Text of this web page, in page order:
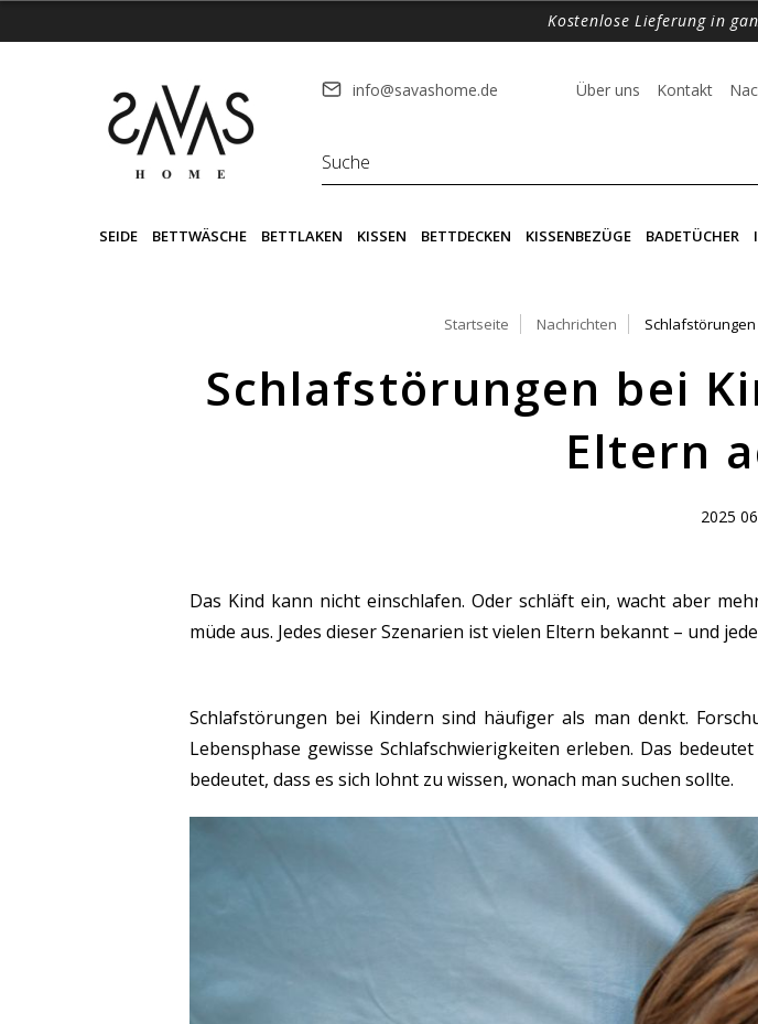
Kostenlose Lieferung in
info@savashome.de Über uns Kontakt
SEIDE BETTWÄSCHE BETTLAKEN KISSEN BETTDECKEN KISSENBEZÜGE BADETÜCHER
Startseite Nachrichten
Schlafstörungen bei
Eltern
2025
Das Kind kann nicht einschlafen. Oder schläft ein, wacht aber
müde aus. Jedes dieser Szenarien ist vielen Eltern bekannt – und
Schlafstörungen bei Kindern sind häufiger als man denkt.
Lebensphase gewisse Schlafschwierigkeiten erleben. Das
bedeutet, dass es sich lohnt zu wissen, wonach man suchen sollte.